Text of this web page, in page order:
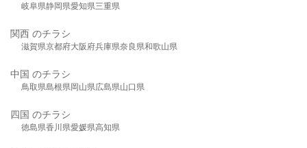
岐阜県静岡県愛知県三重県
関西 のチラシ
滋賀県京都府大阪府兵庫県奈良県和歌山県
中国 のチラシ
鳥取県島根県岡山県広島県山口県
四国 のチラシ
徳島県香川県愛媛県高知県